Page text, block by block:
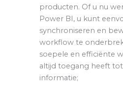
producten. Of u nu
Power BI, u kunt
synchroniseren en
workflow te
soepele en efficiënte
altijd toegang heeft
informatie;